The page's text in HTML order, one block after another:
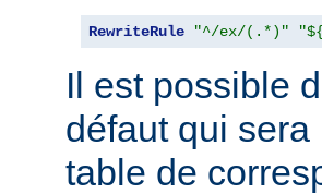
RewriteRule "^/ex/(.*)"
Il est possible
défaut qui
table de